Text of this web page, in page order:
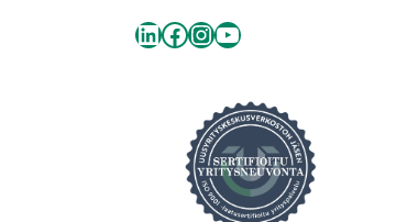
LinkedIn
Facebook
Instagram
YouTube